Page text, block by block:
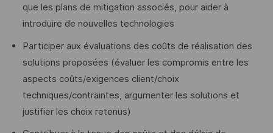
que les plans de mitigation associés, pour aider à
introduire de nouvelles technologies
Participer aux évaluations des coûts de réalisation des
solutions proposées (évaluer les compromis entre les
aspects coûts/exigences client/choix
techniques/contraintes, argumenter les solutions et
justifier les choix retenus)